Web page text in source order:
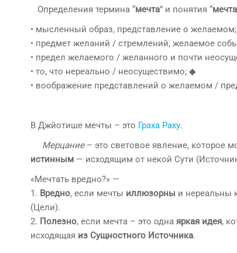
Определения термина “мечта” и понятия “
• мысленный образ, представление о
• предмет желаний / стремлений, желаемое
• предел желаемого / желанного и почти
• то, что нереально / неосуществимо; ◆
• воображение представлений о желаемом /
В Джйотише мечты – это Граха Раху.
Мерцание– это световое явление, которое
истинным — исходящим от некой Сути
«Мечтать вредно?» —
1. Вредно, если мечты иллюзорны и нереальны
(Цели).
2. Полезно, если мечта – это одна яркая идея,
исходящая из Сущностного Источника.